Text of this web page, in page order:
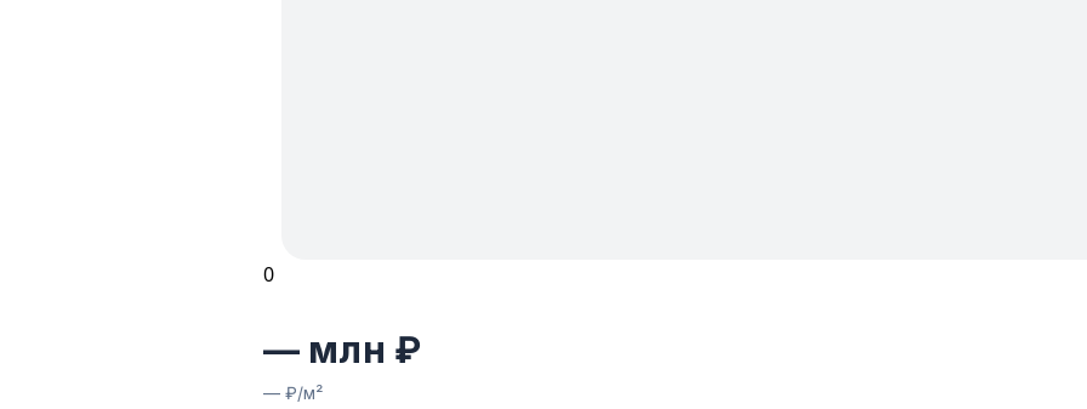
0
— млн ₽
—₽/м²